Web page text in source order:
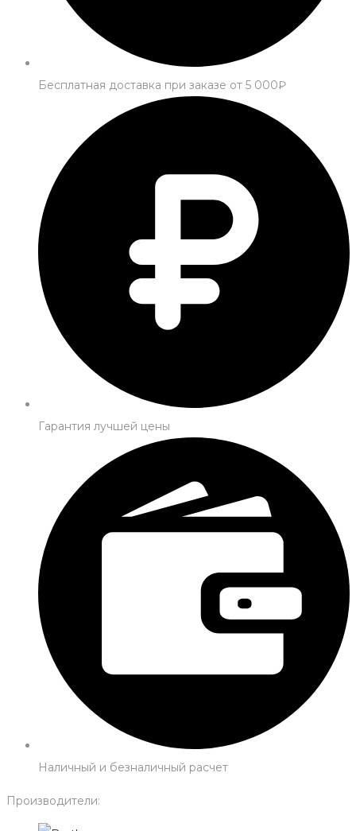
Бесплатная доставка при заказе от 5 000₽
Гарантия лучшей цены
Наличный и безналичный расчет
Производители: